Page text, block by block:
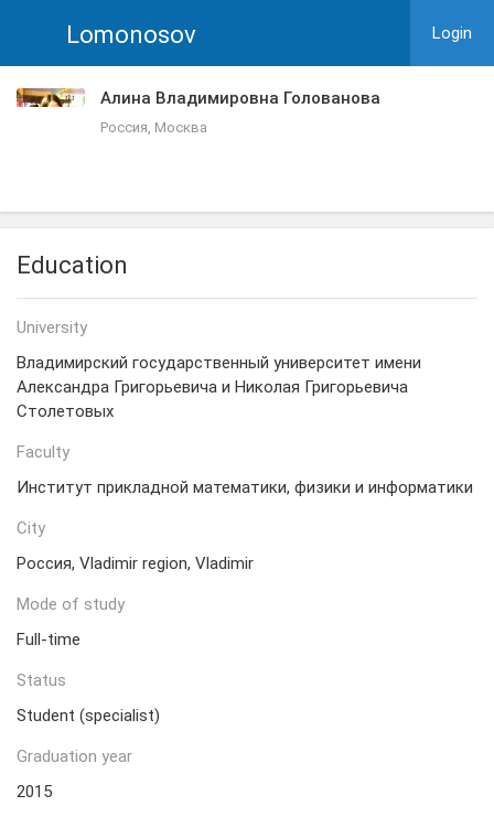
Lomonosov Login
Алина Владимировна Голованова
Россия, Москва
Education
University
Владимирский государственный университет имени
Александра Григорьевича и Николая Григорьевича
Столетовых
Faculty
Институт прикладной математики, физики и информатики
City
Россия, Vladimir region, Vladimir
Mode of study
Full-time
Status
Student (specialist)
Graduation year
2015